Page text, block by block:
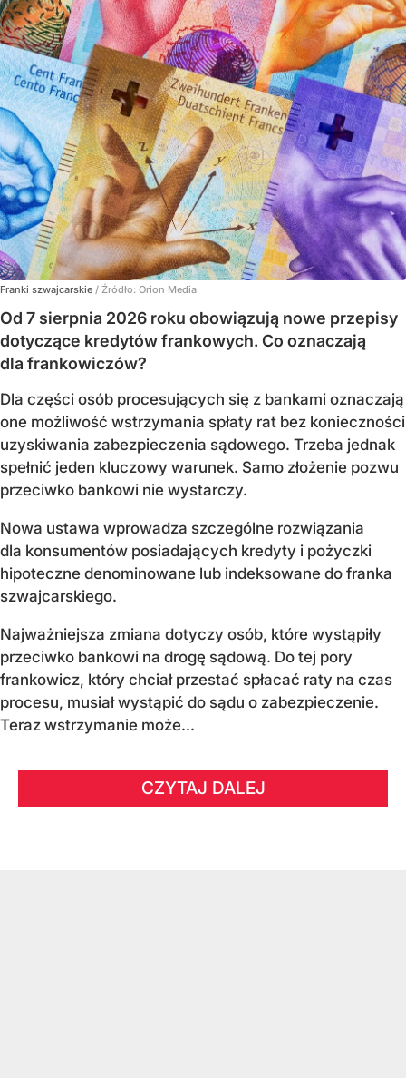
Franki szwajcarskie / Źródło: Orion Media
Od 7 sierpnia 2026 roku obowiązują nowe przepisy
dotyczące kredytów frankowych. Co oznaczają
dla frankowiczów?
Dla części osób procesujących się z bankami oznaczają
one możliwość wstrzymania spłaty rat bez konieczności
uzyskiwania zabezpieczenia sądowego. Trzeba jednak
spełnić jeden kluczowy warunek. Samo złożenie pozwu
przeciwko bankowi nie wystarczy.
Nowa ustawa wprowadza szczególne rozwiązania
dla konsumentów posiadających kredyty i pożyczki
hipoteczne denominowane lub indeksowane do franka
szwajcarskiego.
Najważniejsza zmiana dotyczy osób, które wystąpiły
przeciwko bankowi na drogę sądową. Do tej pory
frankowicz, który chciał przestać spłacać raty na czas
procesu, musiał wystąpić do sądu o zabezpieczenie.
Teraz wstrzymanie może...
CZYTAJ DALEJ